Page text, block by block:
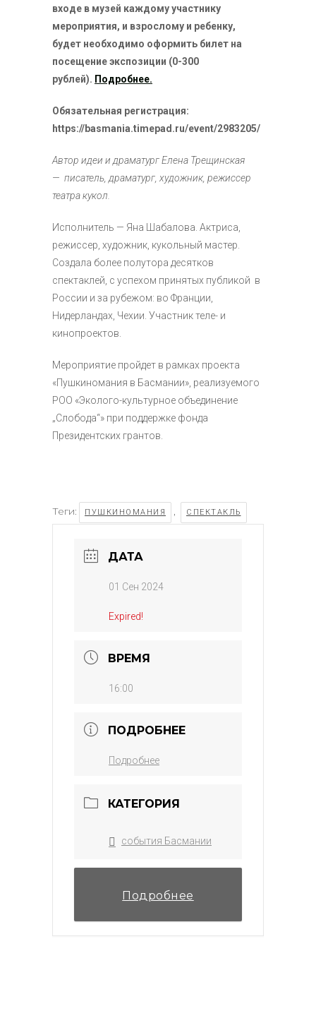
входе в музей каждому участнику
мероприятия, и взрослому и ребенку,
будет необходимо оформить билет на
посещение экспозиции (0-300
рублей). Подробнее.
Обязательная регистрация:
https://basmania.timepad.ru/event/2983205/
Автор идеи и драматург Елена Трещинская
— писатель, драматург, художник, режиссер
театра кукол.
Исполнитель — Яна Шабалова. Актриса,
режиссер, художник, кукольный мастер.
Создала более полутора десятков
спектаклей, с успехом принятых публикой в
России и за рубежом: во Франции,
Нидерландах, Чехии. Участник теле- и
кинопроектов.
Мероприятие пройдет в рамках проекта
«Пушкиномания в Басмании», реализуемого
РОО «Эколого-культурное объединение
„Слобода“» при поддержке фонда
Президентских грантов.
Теги: ПУШКИНОМАНИЯ , СПЕКТАКЛЬ
ДАТА
01 Сен 2024
Expired!
ВРЕМЯ
16:00
ПОДРОБНЕЕ
Подробнее
КАТЕГОРИЯ
события Басмании
Подробнее